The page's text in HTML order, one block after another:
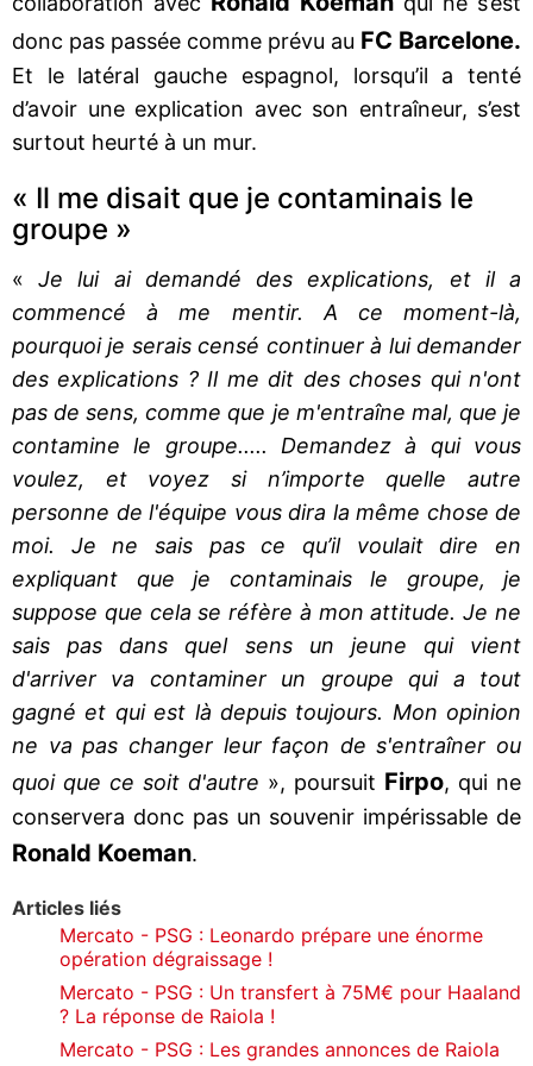
donc pas passée comme prévu au FC Barcelone.
Et le latéral gauche espagnol, lorsqu’il a tenté
d’avoir une explication avec son entraîneur, s’est
surtout heurté à un mur.
« Il me disait que je contaminais le
groupe »
«Je lui ai demandé des explications, et il a
commencé à me mentir. A ce moment-là,
pourquoi je serais censé continuer à lui demander
des explications ? Il me dit des choses qui n'ont
pas de sens, comme que je m'entraîne mal, que je
contamine le groupe..... Demandez à qui vous
voulez, et voyez si n’importe quelle autre
personne de l'équipe vous dira la même chose de
moi. Je ne sais pas ce qu’il voulait dire en
expliquant que je contaminais le groupe, je
suppose que cela se réfère à mon attitude. Je ne
sais pas dans quel sens un jeune qui vient
d'arriver va contaminer un groupe qui a tout
gagné et qui est là depuis toujours. Mon opinion
ne va pas changer leur façon de s'entraîner ou
quoi que ce soit d'autre », poursuit Firpo, qui ne
conservera donc pas un souvenir impérissable de
Ronald Koeman.
Articles liés
Mercato - PSG : Leonardo prépare une énorme
opération dégraissage !
Mercato - PSG : Un transfert à 75M€ pour Haaland
? La réponse de Raiola !
Mercato - PSG : Les grandes annonces de Raiola